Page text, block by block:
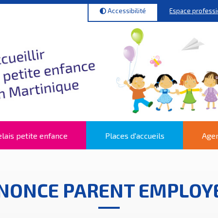
Accessibilité Espace
petite enfance Places d'accueils
PARENT